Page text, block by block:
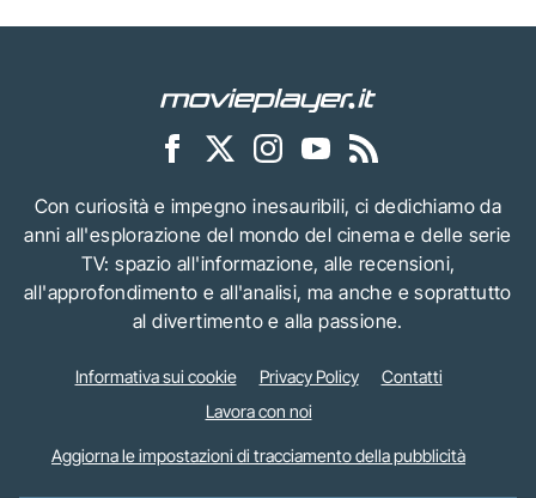
Con curiosità e impegno inesauribili, ci dedichiamo da
anni all'esplorazione del mondo del cinema e delle serie
TV: spazio all'informazione, alle recensioni,
all'approfondimento e all'analisi, ma anche e soprattutto
al divertimento e alla passione.
Informativa sui cookie Privacy Policy
Contatti
Lavora con noi
Aggiorna le impostazioni di tracciamento della pubblicità